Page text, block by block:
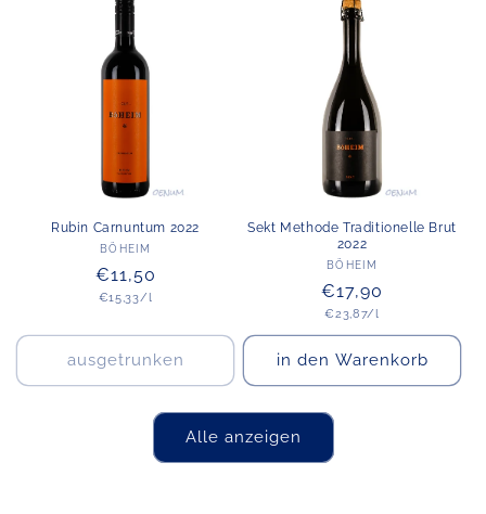
Rubin Carnuntum 2022
Anbieter:
BÖHEIM
Normaler
Preis
€11,50
Grundpreis
€15,33/l
ausgetrunken
Sekt Methode Traditionelle Brut
2022
Anbieter:
BÖHEIM
Normaler
Preis
€17,90
Grundpreis
€23,87/l
in den Warenkorb
Alle anzeigen